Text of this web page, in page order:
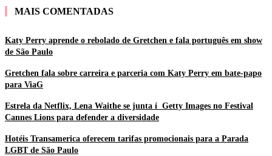
MAIS COMENTADAS
Katy Perry aprende o rebolado de Gretchen e fala português em show
de São Paulo
Gretchen fala sobre carreira e parceria com Katy Perry em bate-papo
para ViaG
Estrela da Netflix, Lena Waithe se junta í Getty Images no Festival
Cannes Lions para defender a diversidade
Hotéis Transamerica oferecem tarifas promocionais para a Parada
LGBT de São Paulo